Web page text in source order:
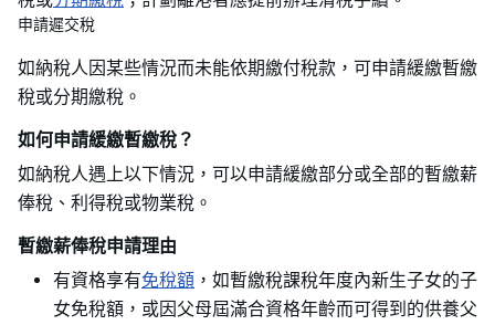
申請遲交稅
如納稅人因某些情況而未能依期繳付稅款，可申請緩繳暫繳
稅或分期繳稅。
如何申請緩繳暫繳稅？
如納稅人遇上以下情況，可以申請緩繳部分或全部的暫繳薪
俸稅、利得稅或物業稅。
暫繳薪俸稅申請理由
有資格享有免稅額 ，如暫繳稅課稅年度內新生子女的子
女免稅額，或因父母屆滿合資格年齡而可得到的供養父